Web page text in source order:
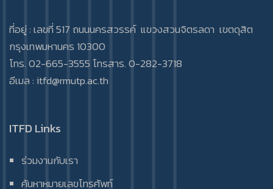
ที่อยู่ : เลขที่ 517 ถนนนครสวรรค์ แขวงสวนจิตรลดา เขตดุสิต
กรุงเทพมหานคร 10300
โทร. 02-665-3555 โทรสาร. 0-282-3718
อีเมล :itfd@rmutp.ac.th
ITFD Links
ร่วมงานกับเรา
ค้นหาหมายเลขโทรศัพท์